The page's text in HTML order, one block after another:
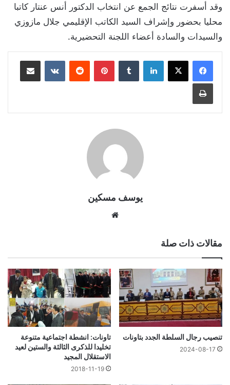
وقد أسفرت نتائج الجمع عن انتخاب الدكتور أنس عنتار كاتبا
محليا بحضور وإشراف السيد الكاتب الإقليمي جلال مازوزي
والسيدات والسادة أعضاء اللجنة التحضيرية.
لينكدإن بينتيريست مشاركة عبر البريد
طباعة
يوسف مسكين
مقالات ذات صلة
تنصيب رجال السلطة الجدد بتاونات
2024-08-17
تاونات: انشطة اجتماعية متنوعة
تخليدا للذكرى الثالثة والستين لعيد
الاستقلال المجيد
2018-11-19